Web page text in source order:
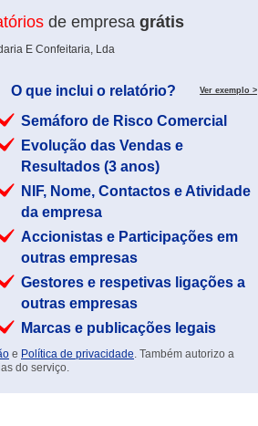
de empresa grátis
E Confeitaria, Lda
O que inclui o relatório? Ver exemplo >
Semáforo de Risco Comercial
Evolução das Vendas e
Resultados (3 anos)
NIF, Nome, Contactos e Atividade
da empresa
Accionistas e Participações em
outras empresas
Gestores e respetivas ligações a
outras empresas
Marcas e publicações legais
e Política de privacidade. Também autorizo a
do serviço.